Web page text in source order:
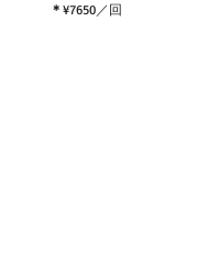
＊ ¥7650／回